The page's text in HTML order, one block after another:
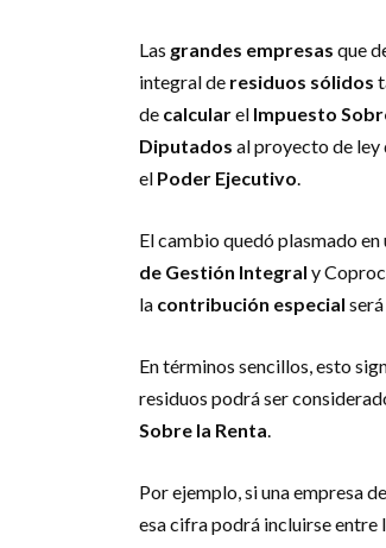
Las grandes empresas que
integral de residuos sólidos
de calcularel Impuesto
Diputados al proyecto de ley
el Poder Ejecutivo.
El cambio quedó plasmado
de Gestión Integral y
la contribución especial
En términos sencillos, esto
residuos podrá ser
Sobre la Renta.
Por ejemplo, si una empresa
esa cifra podrá incluirse entre